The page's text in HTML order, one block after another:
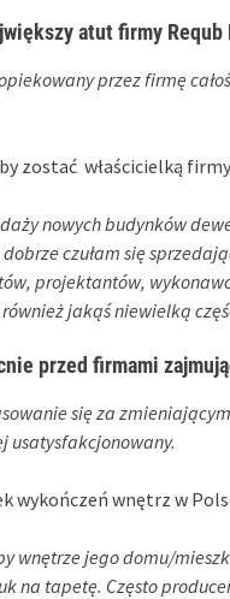
atut firmy
przez firmę
zostać właścicielką
nowych budynków
czułam się
projektantów,
jakąś niewielką
przed firmami
się za
usatysfakcjonowany.
wykończeń wnętrz w
wnętrze jego domu/
na tapetę. Często